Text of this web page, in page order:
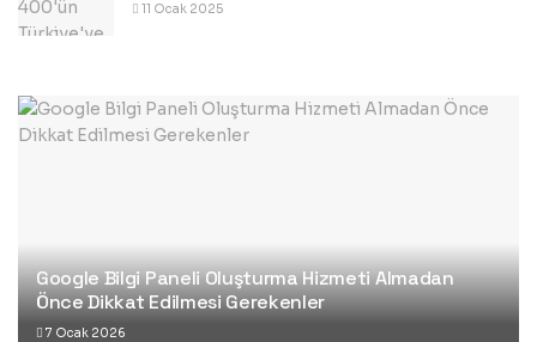
11 Ocak 2025
Google Bilgi Paneli Oluşturma Hizmeti Almadan
Önce Dikkat Edilmesi Gerekenler
7 Ocak 2026